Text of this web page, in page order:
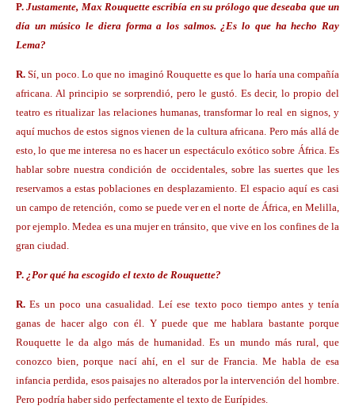
P. Justamente, Max Rouquette escribía en su prólogo que deseaba que un
día un músico le diera forma a los salmos. ¿Es lo que ha hecho Ray
Lema?
R. Sí, un poco. Lo que no imaginó Rouquette es que lo haría una compañía
africana. Al principio se sorprendió, pero le gustó. Es decir, lo propio del
teatro es ritualizar las relaciones humanas, transformar lo real en signos, y
aquí muchos de estos signos vienen de la cultura africana. Pero más allá de
esto, lo que me interesa no es hacer un espectáculo exótico sobre África. Es
hablar sobre nuestra condición de occidentales, sobre las suertes que les
reservamos a estas poblaciones en desplazamiento. El espacio aquí es casi
un campo de retención, como se puede ver en el norte de África, en Melilla,
por ejemplo. Medea es una mujer en tránsito, que vive en los confines de la
gran ciudad.
P. ¿Por qué ha escogido el texto de Rouquette?
R. Es un poco una casualidad. Leí ese texto poco tiempo antes y tenía
ganas de hacer algo con él. Y puede que me hablara bastante porque
Rouquette le da algo más de humanidad. Es un mundo más rural, que
conozco bien, porque nací ahí, en el sur de Francia. Me habla de esa
infancia perdida, esos paisajes no alterados por la intervención del hombre.
Pero podría haber sido perfectamente el texto de Eurípides.